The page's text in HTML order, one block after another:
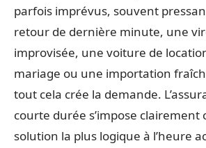
parfois imprévus, souvent
retour de dernière minute, une
improvisée, une voiture de
mariage ou une importation
tout cela crée la demande.
courte durée s’impose clairement
solution la plus logique à l’heure